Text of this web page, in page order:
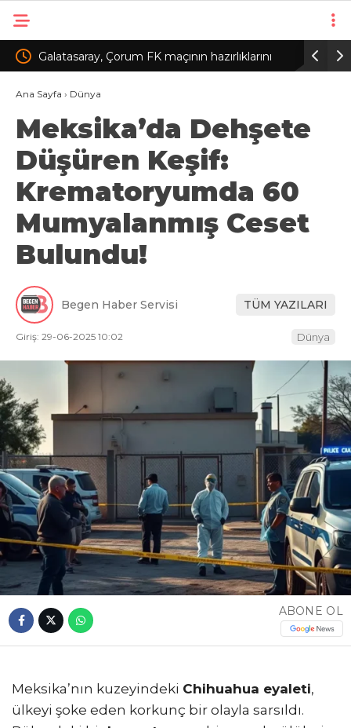
Tiësto, İstanbul Festivali’nde sahne aldı
Ana Sayfa › Dünya
Meksika’da Dehşete
Düşüren Keşif:
Krematoryumda 60
Mumyalanmış Ceset
Bulundu!
Begen Haber Servisi TÜM YAZILARI
Giriş: 29-06-2025 10:02 Dünya
ABONE OL
Meksika’nın kuzeyindeki Chihuahua eyaleti,
ülkeyi şoke eden korkunç bir olayla sarsıldı.